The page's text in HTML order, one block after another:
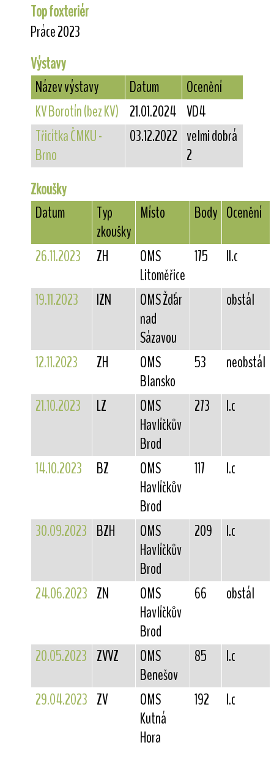
Top foxteriér
Práce 2023
Výstavy
Název výstavy
Datum
Ocenění
KV Borotín (bez KV) 21.01.2024 VD4
Třicítka ČMKU -
Brno
03.12.2022 velmi dobrá
2
Zkoušky
Datum
Typ
zkoušky
Místo Body Ocenění
26.11.2023 ZH
OMS
Litoměřice
175 II.c
19.11.2023 IZN
OMS Žďár
nad
Sázavou
obstál
12.11.2023 ZH
OMS
Blansko
53 neobstál
21.10.2023 LZ
OMS
Havlíčkův
Brod
273 I.c
14.10.2023 BZ
OMS
Havlíčkův
Brod
117 I.c
30.09.2023 BZH
OMS
Havlíčkův
Brod
209 I.c
24.06.2023 ZN
OMS
Havlíčkův
Brod
66 obstál
20.05.2023 ZVVZ
OMS
Benešov
85 I.c
29.04.2023 ZV
OMS
Kutná
Hora
192 I.c